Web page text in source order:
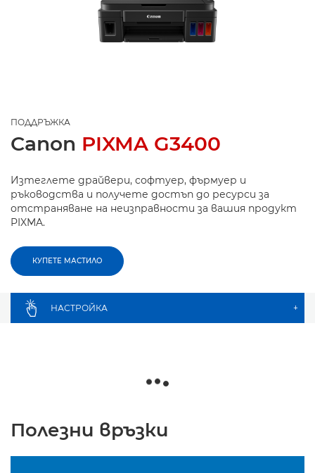
ПОДДРЪЖКА
Canon PIXMA G3400
Изтеглете драйвери, софтуер, фърмуер и
ръководства и получете достъп до ресурси за
отстраняване на неизправности за вашия продукт
PIXMA.
КУПЕТЕ МАСТИЛО
НАСТРОЙКА +
Полезни връзки